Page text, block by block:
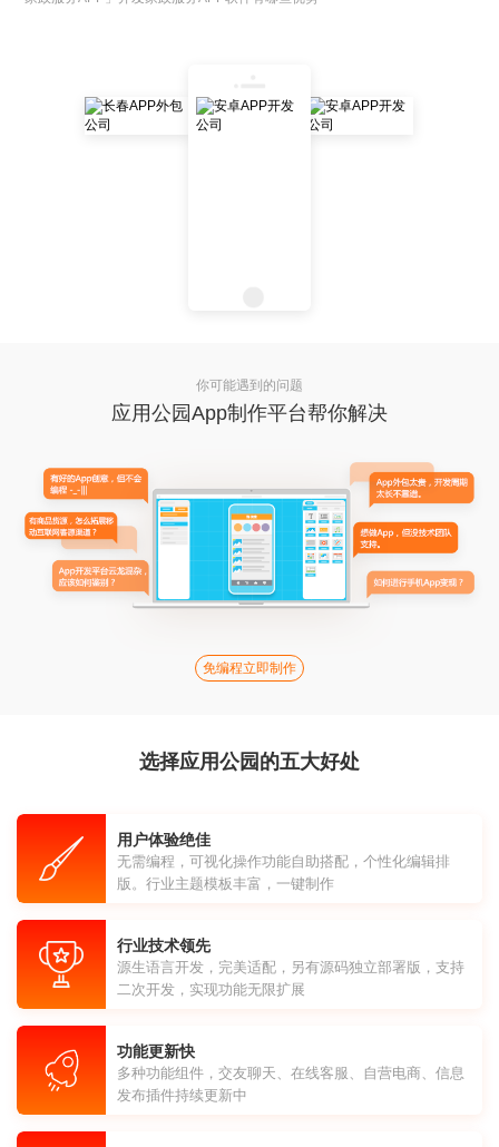
你可能遇到的问题
应用公园App制作平台帮你解决
免编程立即制作
选择应用公园的五大好处
用户体验绝佳
无需编程，可视化操作功能自助搭配，个性化编辑排
版。行业主题模板丰富，一键制作
行业技术领先
源生语言开发，完美适配，另有源码独立部署版，支持
二次开发，实现功能无限扩展
功能更新快
多种功能组件，交友聊天、在线客服、自营电商、信息
发布插件持续更新中